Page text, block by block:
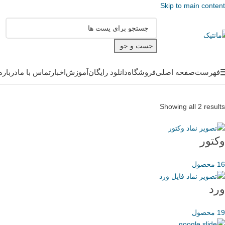
Skip to main content
جست و جو
فهرستصفحه اصلیفروشگاهدانلود رایگانآموزشاخبار تماس با ما
Showing all 2 results
وکتور
16 محصول
ورد
19 محصول